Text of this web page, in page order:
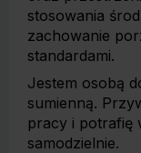
stosowania
zachowanie
standardami.
Jestem osobą
sumienną.
pracy i potrafię
samodzielnie.